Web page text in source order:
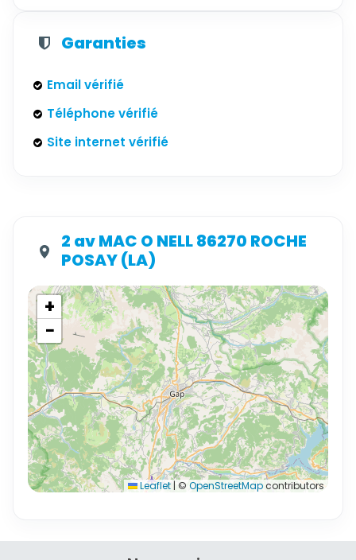
Garanties
Email vérifié
Téléphone vérifié
Site internet vérifié
2 av MAC O NELL 86270 ROCHE
POSAY (LA)
+
−
Leaflet | © OpenStreetMapcontributors